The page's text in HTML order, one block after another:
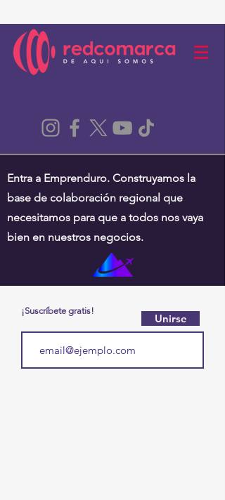
Entra a Emprenduro. Construyamos la
base de colaboración regional que
necesitamos para que a todos nos vaya
bien en nuestros negocios.
¡Suscríbete gratis!
Unirse